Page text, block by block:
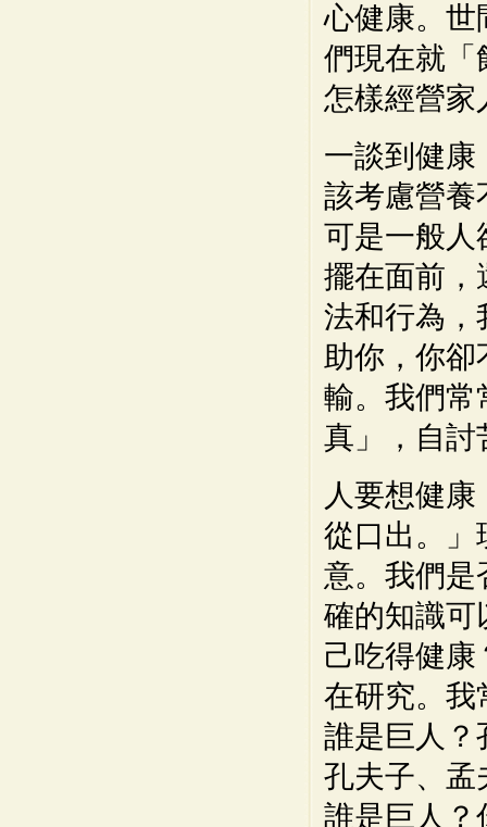
心健康。世
們現在就「
怎樣經營家
一談到健康
該考慮營養
可是一般人
擺在面前，
法和行為，
助你，你卻
輸。我們常
真」，自討
人要想健
從口出。」
意。我們是
確的知識可
己吃得健康
在研究。我
誰是巨人？
孔夫子、孟
誰是巨人？